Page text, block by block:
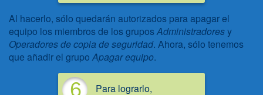
Al hacerlo, sólo quedarán autorizados para apagar el
equipo los miembros de los gruposAdministradoresy
Operadores de copia de seguridad. Ahora, sólo tenemos
que añadir el grupo Apagar equipo.
6
Para lograrlo,